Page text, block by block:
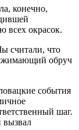
конечно,
всех окрасок.
считали, что
обруч
события
шаг.
вызвал